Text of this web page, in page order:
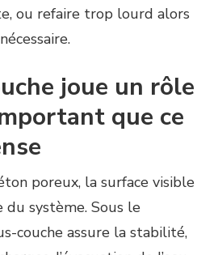
ou refaire trop lourd alors
joue un rôle
que ce
poreux, la surface visible
du système. Sous le
couche assure la stabilité,